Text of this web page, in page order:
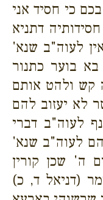
כי חסיד אני
דתניא
לעוה"ב שנא'
בוער כתנור
קש ולהט אותם
לא יעזוב להם
לעוה"ב דברי
לעוה"ב שנא'
ה' שכן קורין
(דניאל ד, כ)